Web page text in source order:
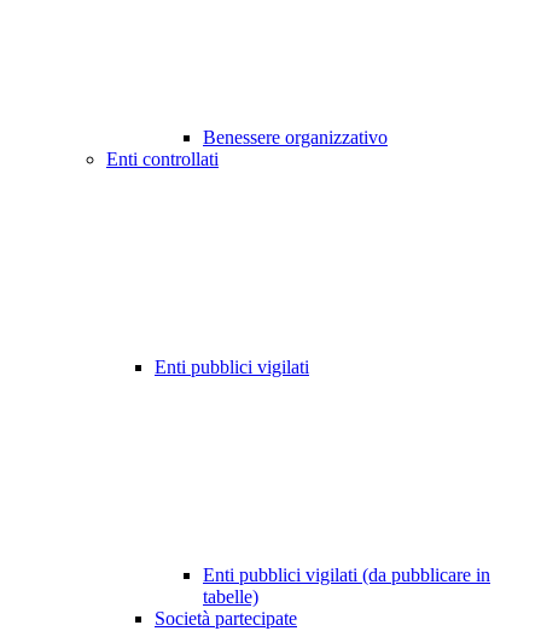
Benessere organizzativo
Enti controllati
Enti pubblici vigilati
Enti pubblici vigilati (da pubblicare in
tabelle)
Società partecipate